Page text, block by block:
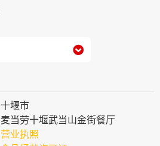

十堰市
麦当劳十堰武当山金街餐厅
营业执照